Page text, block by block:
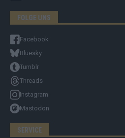
FOLGE UNS
Facebook
Bluesky
Tumblr
Threads
Instagram
Mastodon
SERVICE